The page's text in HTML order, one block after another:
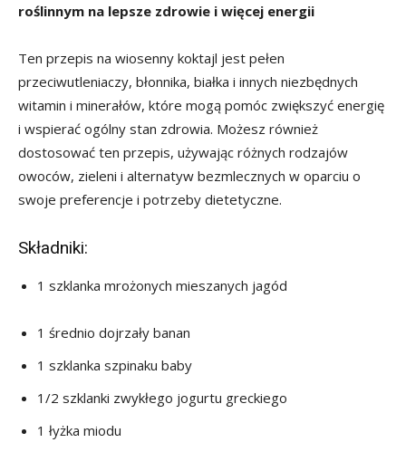
roślinnym na lepsze zdrowie i więcej energii
Ten przepis na wiosenny koktajl jest pełen
przeciwutleniaczy, błonnika, białka i innych niezbędnych
witamin i minerałów, które mogą pomóc zwiększyć energię
i wspierać ogólny stan zdrowia. Możesz również
dostosować ten przepis, używając różnych rodzajów
owoców, zieleni i alternatyw bezmlecznych w oparciu o
swoje preferencje i potrzeby dietetyczne.
Składniki:
1 szklanka mrożonych mieszanych jagód
1 średnio dojrzały banan
1 szklanka szpinaku baby
1/2 szklanki zwykłego jogurtu greckiego
1 łyżka miodu